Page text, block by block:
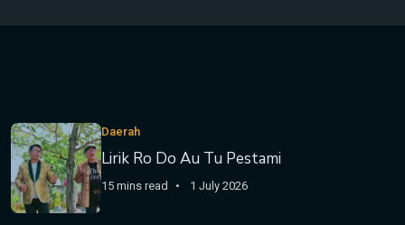
Daerah
Lirik Ro Do Au Tu Pestami
15 mins read 1 July 2026